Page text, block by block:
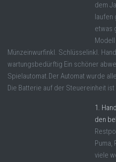
dem
laufen
etwas
Modell
Münzeinwurfinkl. Schlüsselinkl.
wartungsbedürftig Ein schöner
Spielautomat.Der Automat wurde
Die Batterie auf der Steuereinheit ist
1.
den
Puma,
viele